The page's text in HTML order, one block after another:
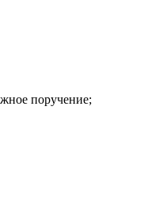
поручение;